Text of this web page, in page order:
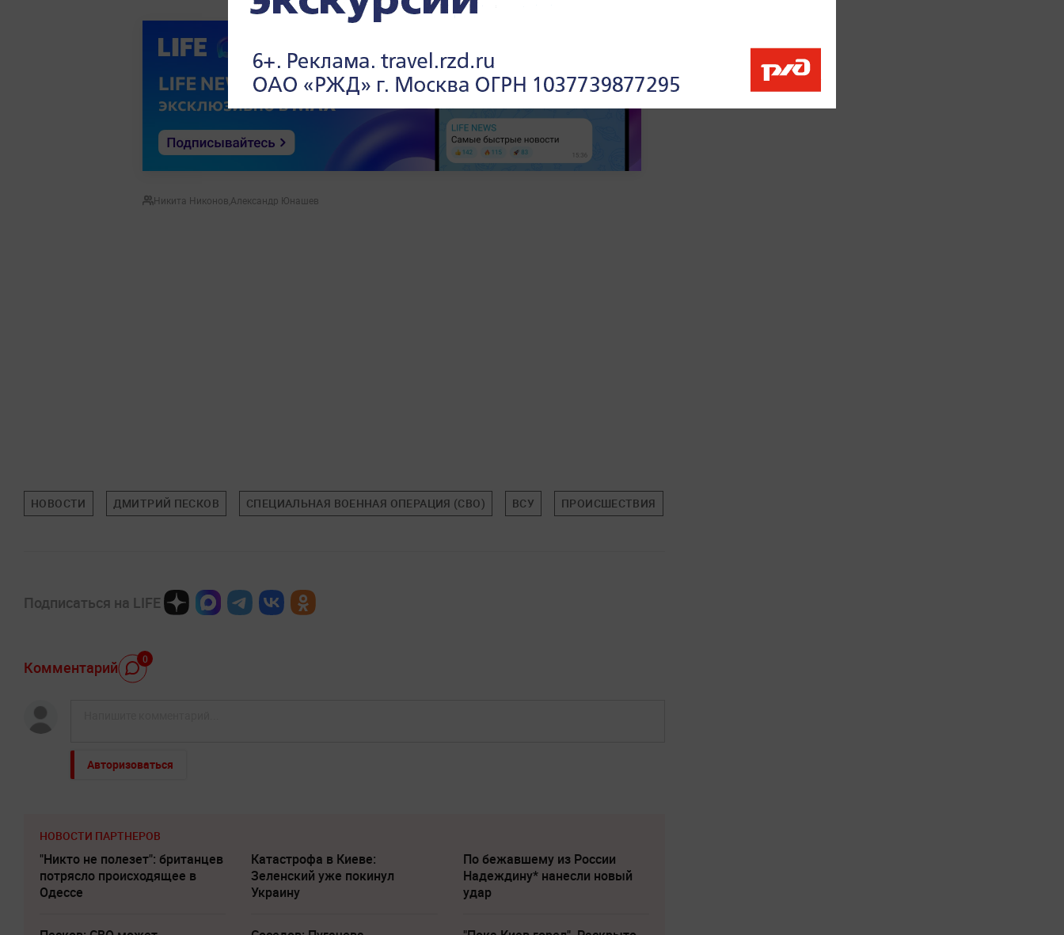
Никита Никонов Александр Юнашев
НОВОСТИ ДМИТРИЙ ПЕСКОВ СПЕЦИАЛЬНАЯ ВОЕННАЯ ОПЕРАЦИЯ (СВО) ВСУ ПРОИСШЕСТВИЯ
Подписаться на LIFE
Комментарий 0
Авторизоваться
НОВОСТИ ПАРТНЕРОВ
"Никто не полезет": британцев
потрясло происходящее в
Одессе
Катастрофа в Киеве:
Зеленский уже покинул
Украину
По бежавшему из России
Надеждину* нанесли новый
удар